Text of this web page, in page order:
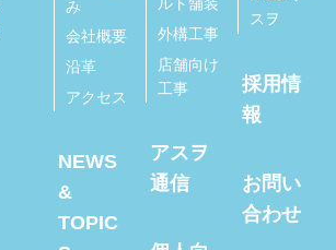
み
会社概要
沿革
アクセス
NEWS
&
TOPIC
ルト舗装
外構工事
店舗向け
工事
アスヲ
通信
スヲ
採用情
報
お問い
合わせ